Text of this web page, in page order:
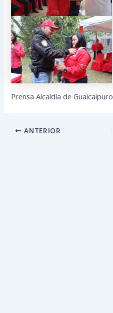
Prensa Alcaldía de Guaicaipuro
ANTERIOR